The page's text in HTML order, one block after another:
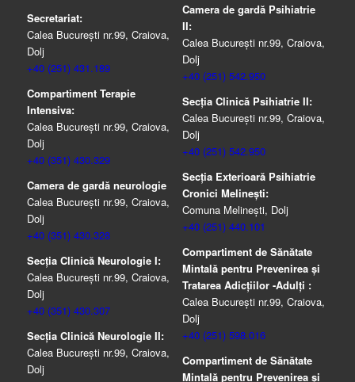
Secretariat:
Calea București nr.99, Craiova,
Dolj
+40 (251) 431.189
Compartiment Terapie
Intensiva:
Calea București nr.99, Craiova,
Dolj
+40 (351) 430.329
Camera de gardă neurologie
Calea București nr.99, Craiova,
Dolj
+40 (351) 430.328
Secția Clinică Neurologie I:
Calea București nr.99, Craiova,
Dolj
+40 (351) 430.307
Secția Clinică Neurologie II:
Calea București nr.99, Craiova,
Dolj
Camera de gardă Psihiatrie
II:
Calea București nr.99, Craiova,
Dolj
+40 (251) 542.950
Secția Clinică Psihiatrie II:
Calea București nr.99, Craiova,
Dolj
+40 (251) 542.950
Secția Exterioară Psihiatrie
Cronici Melinești:
Comuna Melinești, Dolj
+40 (251) 440.101
Compartiment de Sănătate
Mintală pentru Prevenirea şi
Tratarea Adicţiilor -Adulţi :
Calea București nr.99, Craiova,
Dolj
+40 (251) 598.016
Compartiment de Sănătate
Mintală pentru Prevenirea şi